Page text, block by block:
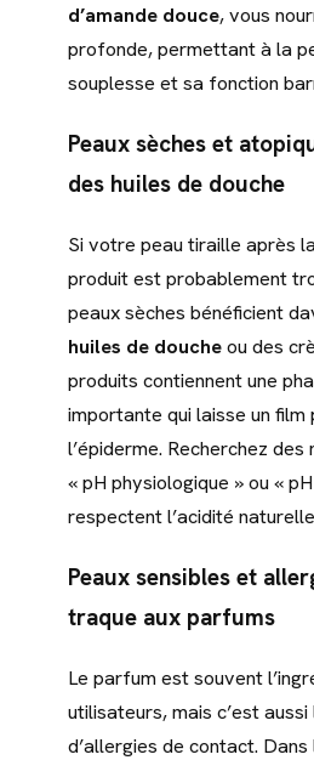
d’amande douce, vous
profonde, permettant à la
souplesse et sa fonction
Peaux sèches et
des huiles de douche
Si votre peau tiraille après
produit est probablement
peaux sèches bénéficient
huiles de doucheou des
produits contiennent une
importante qui laisse un
l’épiderme. Recherchez des
« pH physiologique » ou «
respectent l’acidité
Peaux sensibles et
traque aux parfums
Le parfum est souvent
utilisateurs, mais c’est
d’allergies de contact.